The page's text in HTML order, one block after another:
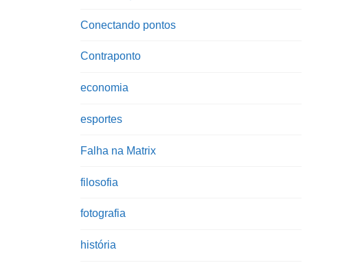
Conectando pontos
Contraponto
economia
esportes
Falha na Matrix
filosofia
fotografia
história